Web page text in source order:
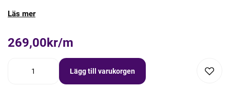
Läs mer
269,00kr/m
Lägg till varukorgen